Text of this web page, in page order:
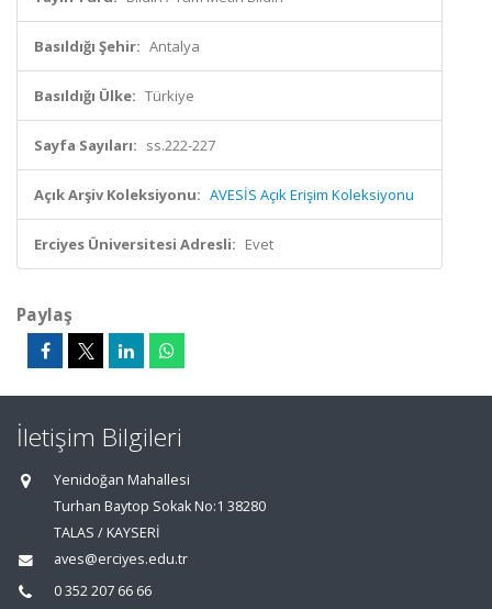
Basıldığı Şehir: Antalya
Basıldığı Ülke: Türkiye
Sayfa Sayıları: ss.222-227
Açık Arşiv Koleksiyonu: AVESİS Açık Erişim Koleksiyonu
Erciyes Üniversitesi Adresli: Evet
Paylaş
İletişim Bilgileri
Yenidoğan Mahallesi
Turhan Baytop Sokak No:1 38280
TALAS / KAYSERİ
aves@erciyes.edu.tr
0 352 207 66 66